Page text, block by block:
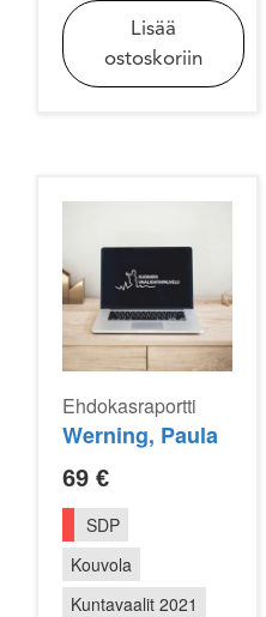
Lisää
ostoskoriin
Ehdokasraportti
Werning, Paula
69 €
SDP
Kouvola
Kuntavaalit 2021